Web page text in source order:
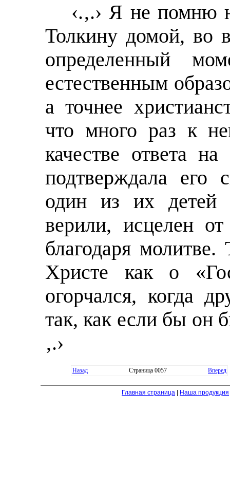
‹.‚.› Я не помню
Толкину домой, во
определенный
естественным
а точнее
что много раз к
качестве ответа
подтверждала его
один из их детей
верили, исцелен
благодаря
Христе как о
огорчался, когда
так, как если бы он
‚.›
Назад Страница 0057 Вперед
Главная страница Наша продукция